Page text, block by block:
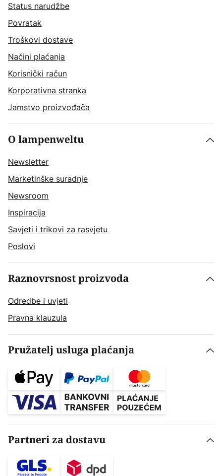
Status narudžbe
Povratak
Troškovi dostave
Načini plaćanja
Korisnički račun
Korporativna stranka
Jamstvo proizvođača
O lampenweltu
Newsletter
Marketinške suradnje
Newsroom
Inspiracija
Savjeti i trikovi za rasvjetu
Poslovi
Raznovrsnost proizvoda
Odredbe i uvjeti
Pravna klauzula
Pružatelj usluga plaćanja
Partneri za dostavu